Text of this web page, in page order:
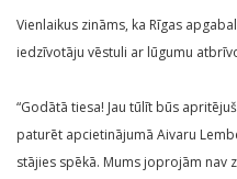
Vienlaikus zināms, ka Rīgas
iedzīvotāju vēstuli ar lūgumu
“Godātā tiesa! Jau tūlīt būs
paturēt apcietinājumā Aivaru
stājies spēkā. Mums joprojām nav